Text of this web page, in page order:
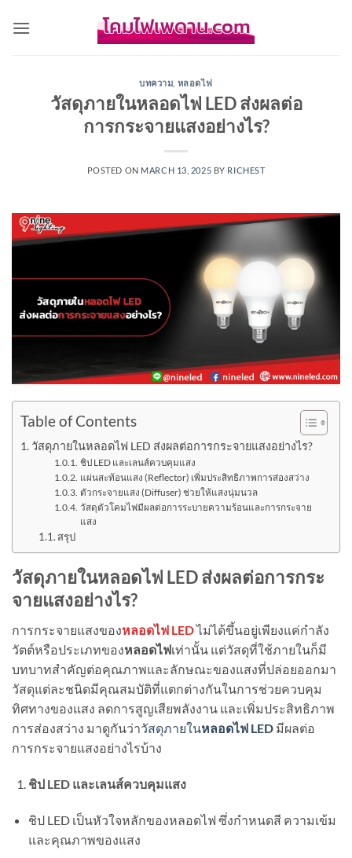
บทความ หลอดไฟ
วัสดุภายในหลอดไฟ LED ส่งผลต่อ
การกระจายแสงอย่างไร?
POSTED ON MARCH 13, 2025 BY RICHEST
Table of Contents
วัสดุภายในหลอดไฟ LED ส่งผลต่อการกระจายแสงอย่างไร?
ชิป LED และเลนส์ควบคุมแสง
แผ่นสะท้อนแสง (Reflector) เพิ่มประสิทธิภาพการส่องสว่าง
ตัวกระจายแสง (Diffuser) ช่วยให้แสงนุ่มนวล
วัสดุตัวโคมไฟมีผลต่อการระบายความร้อนและการกระจาย
แสง
สรุป
วัสดุภายในหลอดไฟ LED ส่งผลต่อการกระ
จายแสงอย่างไร?
การกระจายแสงของหลอดไฟ LEDไม่ได้ขึ้นอยู่เพียงแค่กำลัง
วัตต์หรือประเภทของหลอดไฟเท่านั้น แต่วัสดุที่ใช้ภายในก็มี
บทบาทสำคัญต่อคุณภาพและลักษณะของแสงที่ปล่อยออกมา
วัสดุแต่ละชนิดมีคุณสมบัติที่แตกต่างกันในการช่วยควบคุม
ทิศทางของแสง ลดการสูญเสียพลังงาน และเพิ่มประสิทธิภาพ
การส่องสว่าง มาดูกันว่าวัสดุภายในหลอดไฟ LED มีผลต่อ
การกระจายแสงอย่างไรบ้าง
ชิป LED และเลนส์ควบคุมแสง
ชิป LED เป็นหัวใจหลักของหลอดไฟ ซึ่งกำหนดสี ความเข้ม
และคุณภาพของแสง